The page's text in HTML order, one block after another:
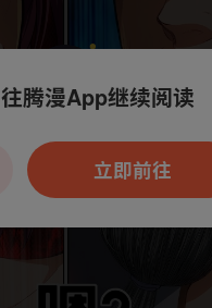
持App阅读，可打开App新用
户7天免费看
腾漫App继续阅读
立即前往